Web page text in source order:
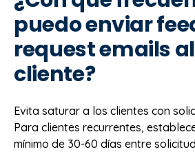
puedo enviar
request emails
cliente?
Evita saturar a los clientes con
Para clientes recurrentes,
mínimo de 30-60 días entre